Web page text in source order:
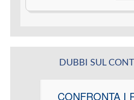
DUBBI SUL
CONFRONTA I